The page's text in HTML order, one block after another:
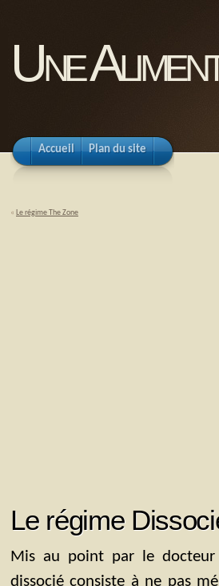
Une
Accueil Plan du site
« Le régime The Zone
Le régime
Mis au point par le docteur
dissocié consiste à ne pas